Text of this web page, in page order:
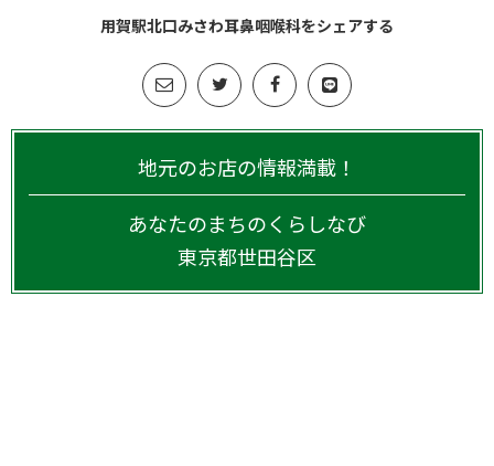
用賀駅北口みさわ耳鼻咽喉科をシェアする
地元のお店の情報満載！
あなたのまちのくらしなび
東京都世田谷区